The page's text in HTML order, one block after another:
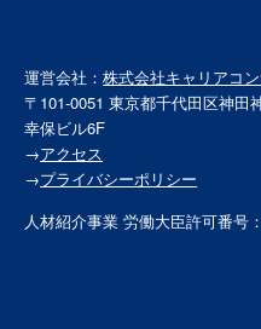
運営会社：株式会社キャリアコ
〒101-0051 東京都千代田区神田
幸保ビル6F
→アクセス
→プライバシーポリシー
人材紹介事業 労働大臣許可番号